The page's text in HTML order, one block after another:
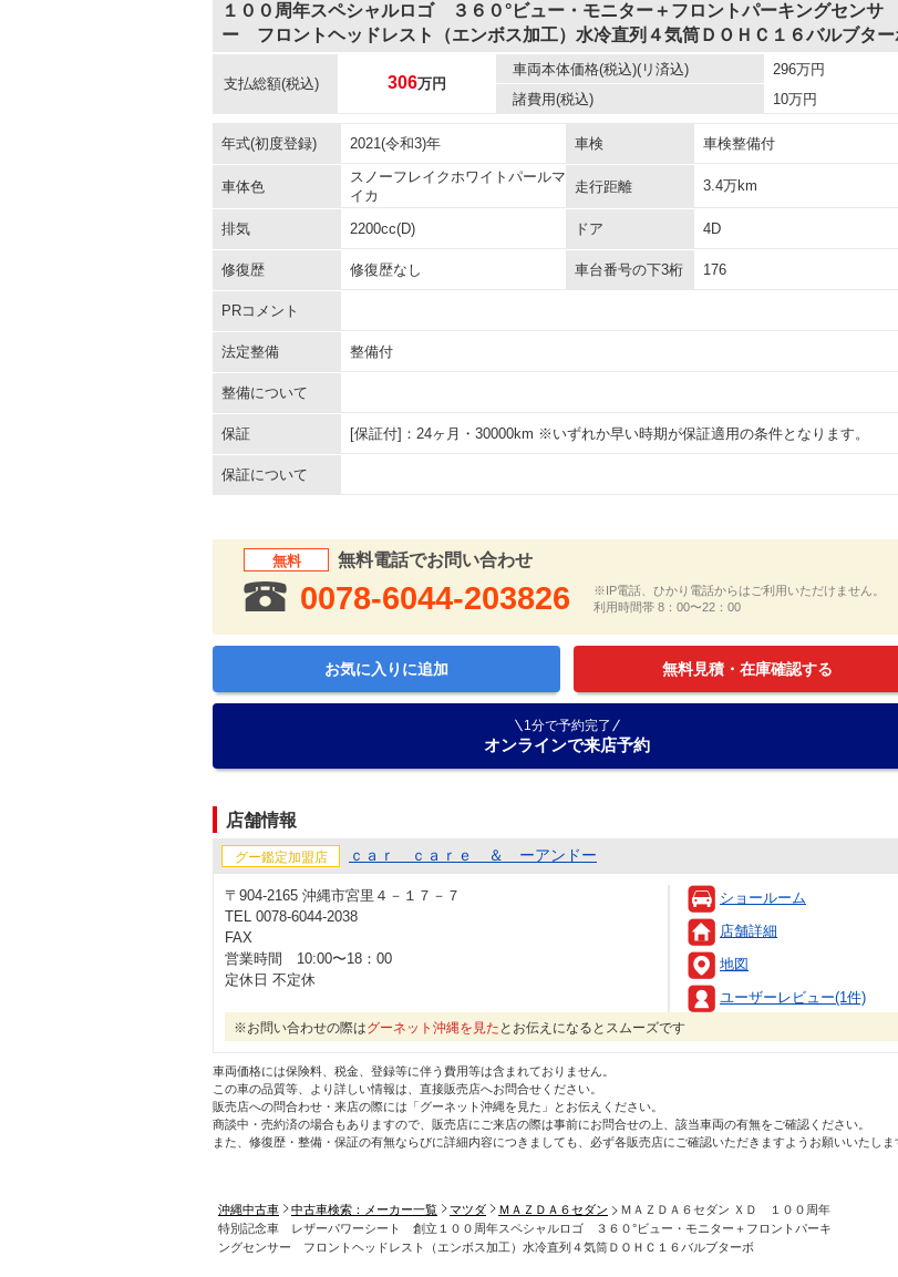
１００周年スペシャルロゴ ３６０°ビュー・モニター＋フロントパーキングセンサ
ー フロントヘッドレスト（エンボス加工）水冷直列４気筒ＤＯＨＣ１６バルブター
支払総額(税込) 306万円
車両本体価格(税込)(リ済込) 296万円
諸費用(税込) 10万円
年式(初度登録) 2021(令和3)年 車検 車検整備付
車体色
スノーフレイクホワイトパールマ
イカ
走行距離 3.4万km
排気 2200cc(D) ドア 4D
修復歴 修復歴なし 車台番号の下3桁 176
PRコメント
法定整備 整備付
整備について
保証 [保証付]：24ヶ月・30000km ※いずれか早い時期が保証適用の条件となります。
保証について
無料 無料電話でお問い合わせ
0078-6044-203826
※IP電話、ひかり電話からはご利用いただけません。
利用時間帯 8：00〜22：00
お気に入りに追加 無料見積・在庫確認する
1分で予約完了
オンラインで来店予約
店舗情報
グー鑑定加盟店 ｃａｒ ｃａｒｅ ＆ ーアンドー
〒904-2165 沖縄市宮里４－１７－７
TEL 0078-6044-2038
FAX
営業時間 10:00〜18：00
定休日 不定休
ショールーム
店舗詳細
地図
ユーザーレビュー(1件)
※お問い合わせの際はグーネット沖縄を見た とお伝えになるとスムーズです
車両価格には保険料、税金、登録等に伴う費用等は含まれておりません。
この車の品質等、より詳しい情報は、直接販売店へお問合せください。
販売店への問合わせ・来店の際には「グーネット沖縄を見た」とお伝えください。
商談中・売約済の場合もありますので、販売店にご来店の際は事前にお問合せの上、該当車両の有無をご確認ください。
また、修復歴・整備・保証の有無ならびに詳細内容につきましても、必ず各販売店にご確認いただきますようお願いいたしま
沖縄中古車 中古車検索：メーカー一覧 マツダ ＭＡＺＤＡ６セダン
ＭＡＺＤＡ６セダン ＸＤ １００周年
特別記念車 レザーパワーシート 創立１００周年スペシャルロゴ ３６０°ビュー・モニター＋フロントパーキ
ングセンサー フロントヘッドレスト（エンボス加工）水冷直列４気筒ＤＯＨＣ１６バルブターボ